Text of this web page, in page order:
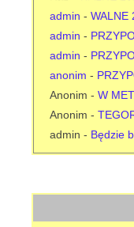
admin - WALNE
admin -
admin -
anonim -
Anonim - W
Anonim -
admin - Będzie